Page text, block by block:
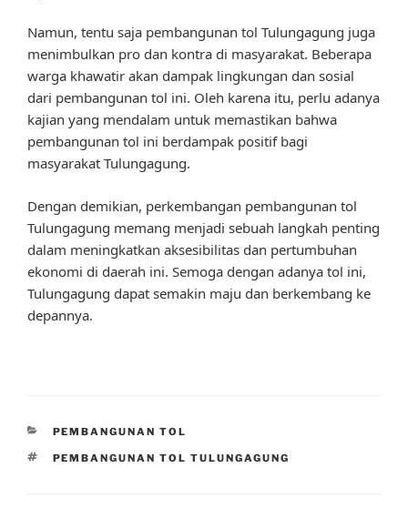
Namun, tentu saja pembangunan tol Tulungagung juga
menimbulkan pro dan kontra di masyarakat. Beberapa
warga khawatir akan dampak lingkungan dan sosial
dari pembangunan tol ini. Oleh karena itu, perlu adanya
kajian yang mendalam untuk memastikan bahwa
pembangunan tol ini berdampak positif bagi
masyarakat Tulungagung.
Dengan demikian, perkembangan pembangunan tol
Tulungagung memang menjadi sebuah langkah penting
dalam meningkatkan aksesibilitas dan pertumbuhan
ekonomi di daerah ini. Semoga dengan adanya tol ini,
Tulungagung dapat semakin maju dan berkembang ke
depannya.
CATEGORIES
PEMBANGUNAN TOL
TAGS
PEMBANGUNAN TOL TULUNGAGUNG